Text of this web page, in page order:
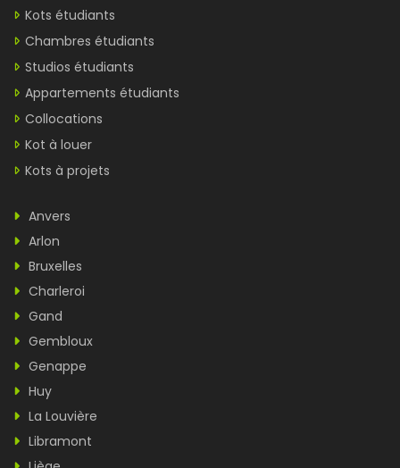
Kots étudiants
Chambres étudiants
Studios étudiants
Appartements étudiants
Collocations
Kot à louer
Kots à projets
Anvers
Arlon
Bruxelles
Charleroi
Gand
Gembloux
Genappe
Huy
La Louvière
Libramont